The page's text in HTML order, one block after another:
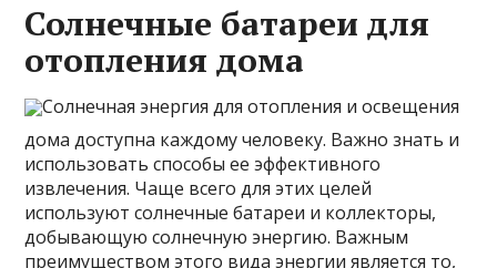
Солнечные батареи для
отопления дома
Солнечная энергия для отопления и освещения
дома доступна каждому человеку. Важно знать и
использовать способы ее эффективного
извлечения. Чаще всего для этих целей
используют солнечные батареи и коллекторы,
добывающую солнечную энергию. Важным
преимуществом этого вида энергии является то,